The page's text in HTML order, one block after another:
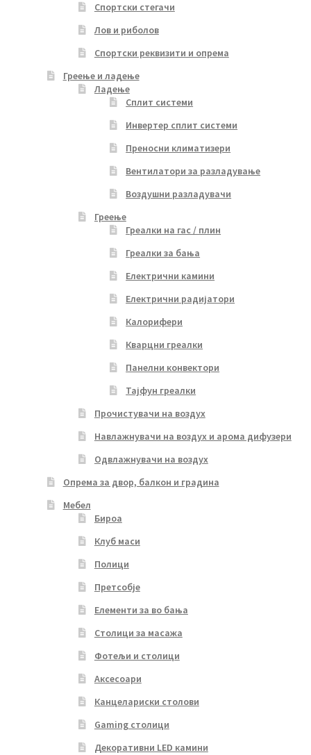
Спортски стегачи
Лов и риболов
Спортски реквизити и опрема
Греење и ладење
Ладење
Сплит системи
Инвертер сплит системи
Преносни климатизери
Вентилатори за разладување
Воздушни разладувачи
Греење
Греалки на гас / плин
Греалки за бања
Електрични камини
Електрични радијатори
Калорифери
Кварцни греалки
Панелни конвектори
Тајфун греалки
Прочистувачи на воздух
Навлажнувачи на воздух и арома дифузери
Одвлажнувачи на воздух
Опрема за двор, балкон и градина
Мебел
Бироа
Клуб маси
Полици
Претсобје
Елементи за во бања
Столици за масажа
Фотељи и столици
Аксесоари
Канцелариски столови
Gaming столици
Декоративни LED камини